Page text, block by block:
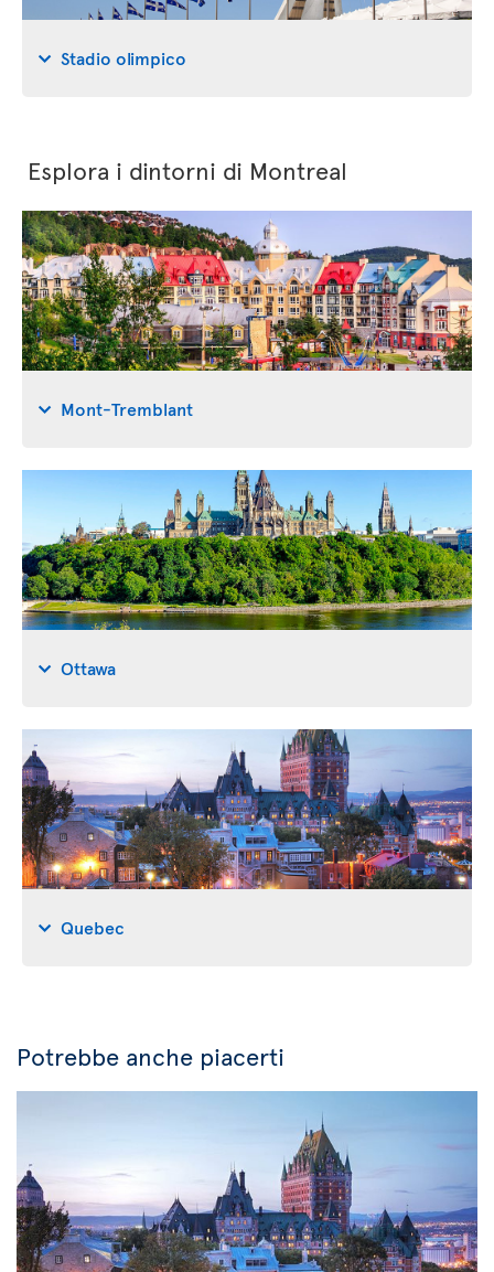
Stadio olimpico
Esplora i dintorni di Montreal
Mont-Tremblant
Ottawa
Quebec
Potrebbe anche piacerti